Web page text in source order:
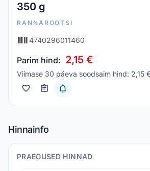
350 g
RANNAROOTSI
4740296011460
Parim hind: 2,15 €
Viimase 30 päeva soodsaim hind: 2,15
Hinnainfo
PRAEGUSED HINNAD